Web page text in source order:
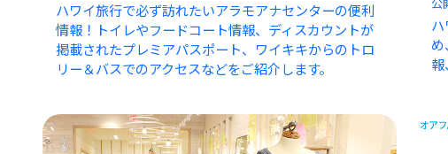
ハワイ旅行で必ず訪れたいアラモアナセンターの便利
情報！トイレやフードコート情報、ディスカウントが
掲載されたプレミアパスポート、ワイキキからのトロ
リー＆バスでのアクセスなどをご紹介します。
公